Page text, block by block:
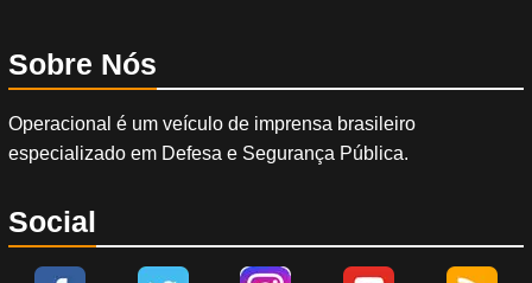
Sobre Nós
Operacional é um veículo de imprensa brasileiro
especializado em Defesa e Segurança Pública.
Social